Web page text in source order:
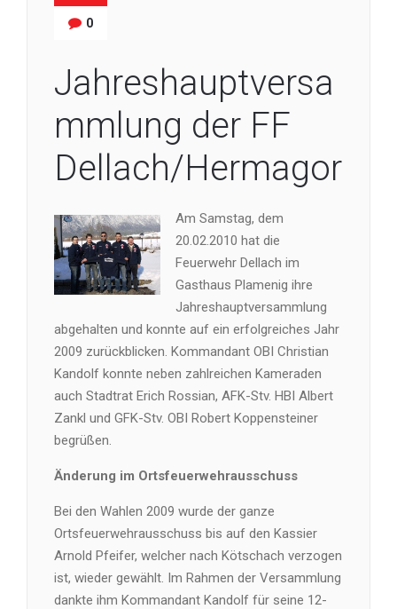
0
Jahreshauptversa
mmlung der FF
Dellach/Hermagor
Am Samstag, dem
20.02.2010 hat die
Feuerwehr Dellach im
Gasthaus Plamenig ihre
Jahreshauptversammlung
abgehalten und konnte auf ein erfolgreiches Jahr
2009 zurückblicken. Kommandant OBI Christian
Kandolf konnte neben zahlreichen Kameraden
auch Stadtrat Erich Rossian, AFK-Stv. HBI Albert
Zankl und GFK-Stv. OBI Robert Koppensteiner
begrüßen.
Änderung im Ortsfeuerwehrausschuss
Bei den Wahlen 2009 wurde der ganze
Ortsfeuerwehrausschuss bis auf den Kassier
Arnold Pfeifer, welcher nach Kötschach verzogen
ist, wieder gewählt. Im Rahmen der Versammlung
dankte ihm Kommandant Kandolf für seine 12-